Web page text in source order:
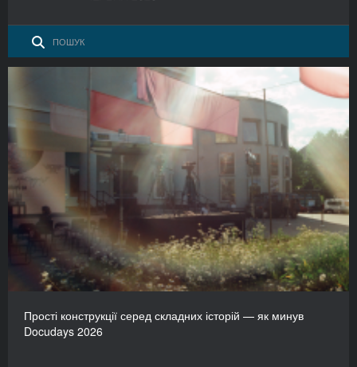
Прості конструкції серед складних історій — як минув
Docudays 2026